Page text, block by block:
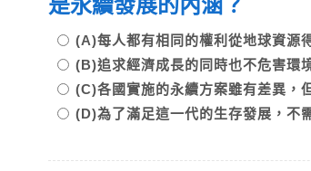
(A)每人都有相同的權利從地球資源
(B)追求經濟成長的同時也不危害環
(C)各國實施的永續方案雖有差異，
(D)為了滿足這一代的生存發展，不